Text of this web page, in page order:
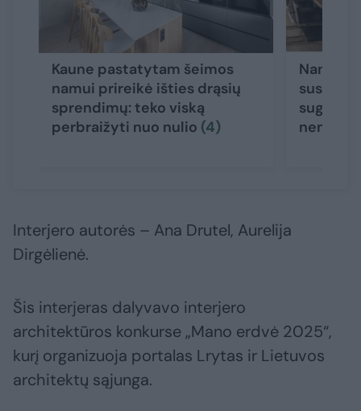
Kaune pastatytam šeimos
namui prireikė išties drąsių
sprendimų: teko viską
perbraižyti nuo nulio (4)
Namas,
sustojo:
sugrįžo
Interjero autorės – Ana Drutel, Aurelija
Dirgėlienė.
Šis interjeras dalyvavo interjero
architektūros konkurse „Mano erdvė 2025“,
kurį organizuoja portalas Lrytas ir Lietuvos
architektų sąjunga.